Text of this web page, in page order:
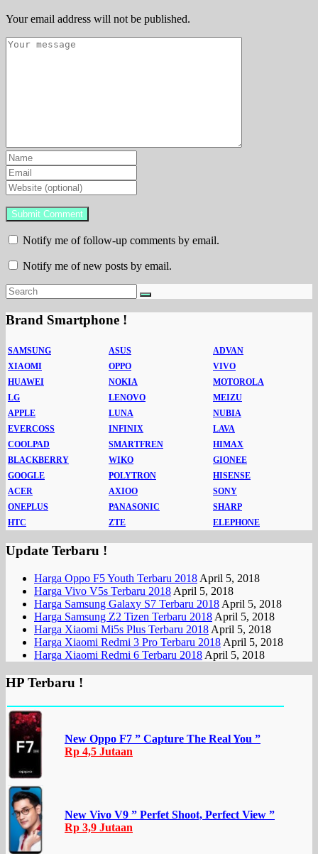
Your email address will not be published.
Notify me of follow-up comments by email.
Notify me of new posts by email.
Brand Smartphone !
SAMSUNG ASUS
ADVAN
XIAOMI
OPPO
VIVO
HUAWEI
NOKIA
MOTOROLA
LG
LENOVO
MEIZU
APPLE
LUNA
NUBIA
EVERCOSS
INFINIX
LAVA
COOLPAD
SMARTFREN
HIMAX
BLACKBERRY
WIKO
GIONEE
GOOGLE
POLYTRON
HISENSE
ACER
AXIOO
SONY
ONEPLUS
PANASONIC
SHARP
HTC
ZTE ELEPHONE
Update Terbaru !
Harga Oppo F5 Youth Terbaru 2018 April 5, 2018
Harga Vivo V5s Terbaru 2018 April 5, 2018
Harga Samsung Galaxy S7 Terbaru 2018 April 5, 2018
Harga Samsung Z2 Tizen Terbaru 2018 April 5, 2018
Harga Xiaomi Mi5s Plus Terbaru 2018 April 5, 2018
Harga Xiaomi Redmi 3 Pro Terbaru 2018 April 5, 2018
Harga Xiaomi Redmi 6 Terbaru 2018 April 5, 2018
HP Terbaru !
New Oppo F7 ” Capture The Real You ”
Rp 4,5 Jutaan
New Vivo V9 ” Perfet Shoot, Perfect View ”
Rp 3,9 Jutaan